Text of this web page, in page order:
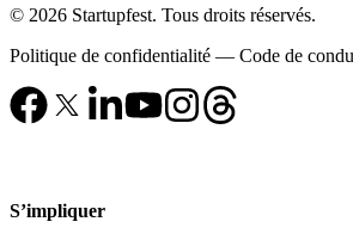
© 2026 Startupfest. Tous droits réservés.
Politique de confidentialité — Code de
S’impliquer